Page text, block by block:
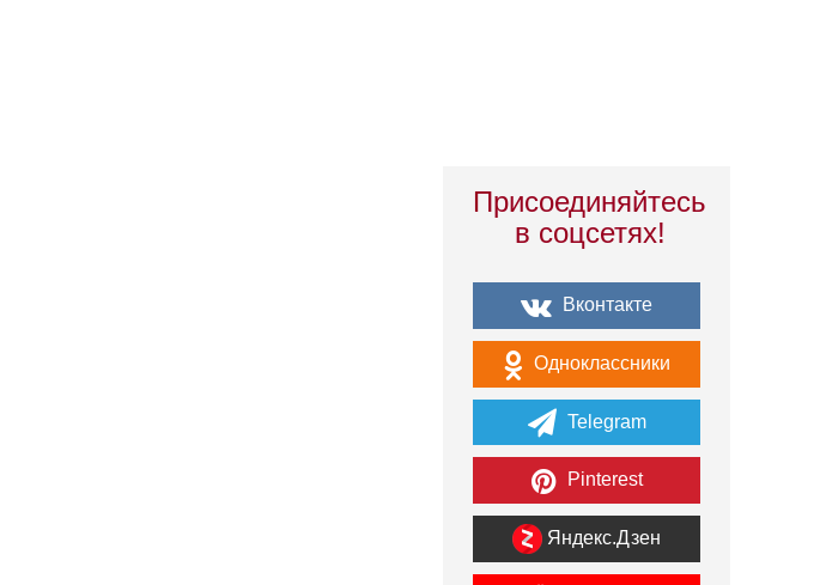
Присоединяйтесь
в соцсетях!
Вконтакте
Одноклассники
Telegram
Pinterest
Яндекс.Дзен